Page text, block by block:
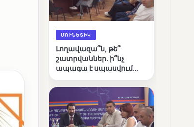
ՄՈՒՆԵՏԻԿ
Լողավազա՞ն, թե՞
շատրվաններ. ի՞նչ
ապագա է սպասվում
լճին